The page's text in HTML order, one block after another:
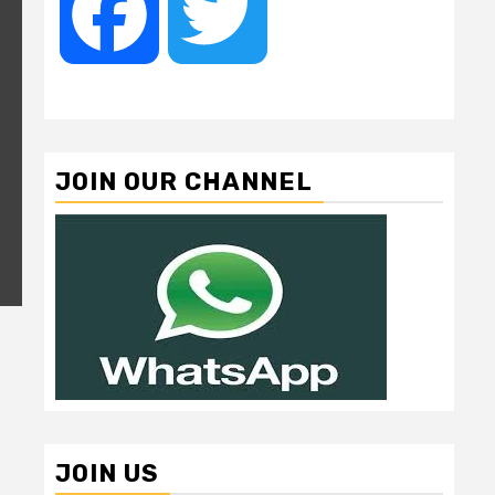
Facebook
JOIN OUR CHANNEL
JOIN US